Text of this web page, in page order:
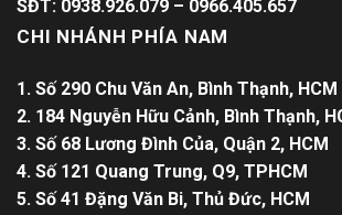
SĐT: 0938.926.079 – 0966.405.657
CHI NHÁNH PHÍA NAM
1. Số 290 Chu Văn An, Bình Thạnh, HCM
2. 184 Nguyễn Hữu Cảnh, Bình Thạnh,
3. Số 68 Lương Đình Của, Quận 2, HCM
4. Số 121 Quang Trung, Q9, TPHCM
5. Số 41 Đặng Văn Bi, Thủ Đức, HCM